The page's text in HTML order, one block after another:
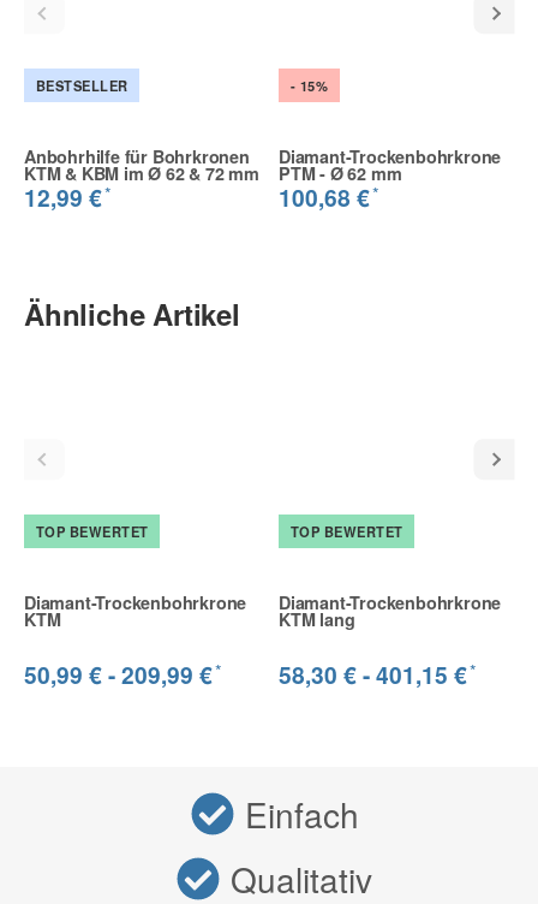
BESTSELLER
Anbohrhilfe für Bohrkronen
KTM & KBM im Ø 62 & 72 mm
12,99 €*
- 15%
Diamant-Trockenbohrkrone
PTM - Ø 62 mm
100,68 €*
Ähnliche Artikel
TOP BEWERTET
Diamant-Trockenbohrkrone
KTM
50,99 € -209,99 €*
TOP BEWERTET
Diamant-Trockenbohrkrone
KTM lang
58,30 € -401,15 €*
Einfach
Qualitativ